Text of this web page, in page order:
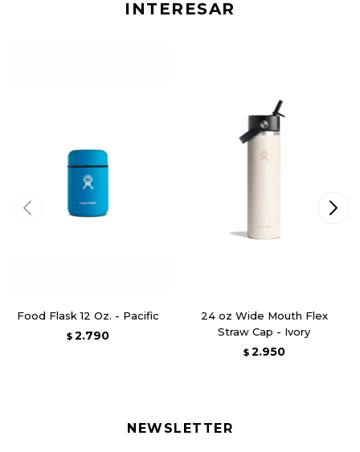
INTERESAR
Food Flask 12 Oz. - Pacific
$ 2.790
24 oz Wide Mouth Flex
Straw Cap - Ivory
$ 2.950
NEWSLETTER